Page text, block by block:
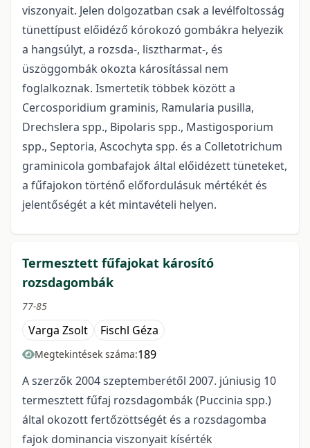
viszonyait. Jelen dolgozatban csak a levélfoltosság
tünettípust előidéző kórokozó gombákra helyezik
a hangsúlyt, a rozsda-, lisztharmat-, és
üszöggombák okozta károsítással nem
foglalkoznak. Ismertetik többek között a
Cercosporidium graminis, Ramularia pusilla,
Drechslera spp., Bipolaris spp., Mastigosporium
spp., Septoria, Ascochyta spp. és a Colletotrichum
graminicola gombafajok által előidézett tüneteket,
a fűfajokon történő előfordulásuk mértékét és
jelentőségét a két mintavételi helyen.
Termesztett fűfajokat károsító
rozsdagombák
77-85
Varga Zsolt Fischl Géza
Megtekintések száma:189
A szerzők 2004 szeptemberétől 2007. júniusig 10
termesztett fűfaj rozsdagombák (Puccinia spp.)
által okozott fertőzöttségét és a rozsdagomba
fajok dominancia viszonyait kísérték